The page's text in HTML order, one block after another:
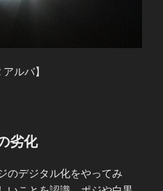
ルバ】
劣化
のデジタル化をやってみ